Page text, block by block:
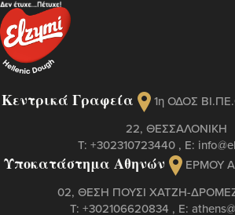
Κεντρικά Γραφεία
1η ΟΔΟΣ
22, ΘΕΣΣΑΛΟΝΙΚΗ
Τ: +302310723440 , Ε:
Υποκατάστημα Αθηνών
ΕΡΜΟΥ
02, ΘΕΣΗ ΠΟΥΣΙ ΧΑΤΖΗ-
Τ: +302106620834 , Ε: